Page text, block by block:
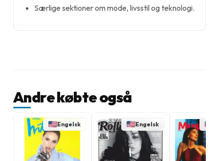
Særlige sektioner om mode, livsstil og teknologi.
Andre købte også
Engelsk Engelsk